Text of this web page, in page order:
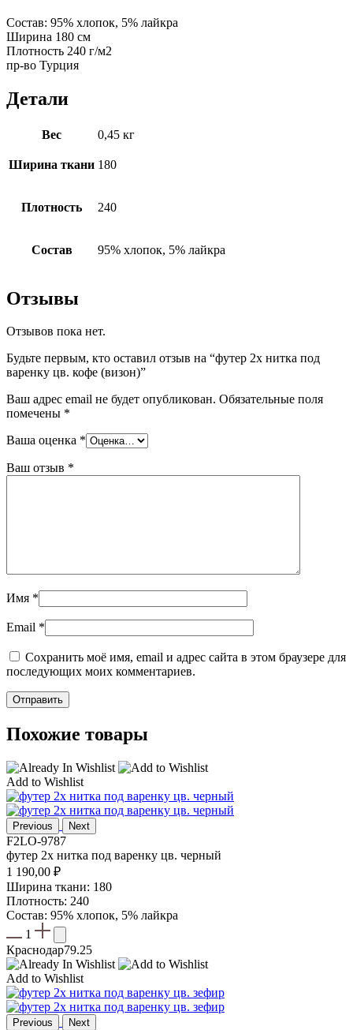
Состав: 95% хлопок, 5% лайкра
Ширина 180 см
Плотность 240 г/м2
пр-во Турция
Детали
Вес 0,45 кг
Ширина ткани 180
Плотность 240
Состав 95% хлопок, 5% лайкра
Отзывы
Отзывов пока нет.
Будьте первым, кто оставил отзыв на “футер 2х нитка под
варенку цв. кофе (визон)”
Ваш адрес email не будет опубликован. Обязательные поля
помечены *
Ваша оценка *
Ваш отзыв *
Имя *
Email *
Сохранить моё имя, email и адрес сайта в этом браузере для
последующих моих комментариев.
Похожие товары
Add to Wishlist
Previous Next
F2LO-9787
футер 2х нитка под варенку цв. черный
1 190,00 ₽
Ширина ткани: 180
Плотность: 240
Состав: 95% хлопок, 5% лайкра
1
Краснодар79.25
Add to Wishlist
Previous Next